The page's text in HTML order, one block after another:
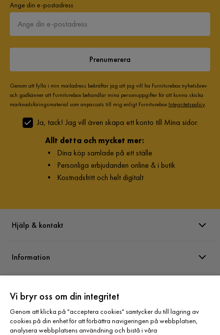
Ange din e-postadress
Prenumerera
Genom att fylla i min mailadress bekräftar jag att jag vill ha Furniturebox nyhetsbrev
och godkänner att Furniturebox behandlar mina personuppgifter för att kunna skicka
marknadsföringsmaterial som anpassats till mig enligt Furniturebox Integritetspolicy.
Ja, tack! Jag vill även skapa ett konto till Mina sidor.
Allt detta och mycket mer:
• Dina köp samlade på ett ställe
• Personliga erbjudanden online & i butik
• Kostnadsfritt och helt digitalt
Hjälp & kontakt
Information
Sortiment
Vi bryr oss om din integritet
Genom att klicka på "acceptera cookies" samtycker du till lagring av
cookies på din enhet för att förbättra navigeringen på webbplatsen,
analysera webbplatsens användning och bistå i våra